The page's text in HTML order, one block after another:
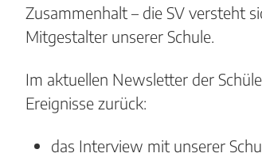
Zusammenhalt – die SV versteht
Mitgestalter unserer Schule.
Im aktuellen Newsletter der
Ereignisse zurück:
das Interview mit unserer